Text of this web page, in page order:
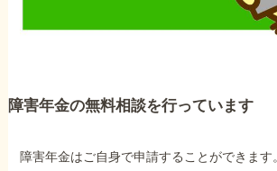
障害年金の無料相談を行っています
障害年金はご自身で申請することができます